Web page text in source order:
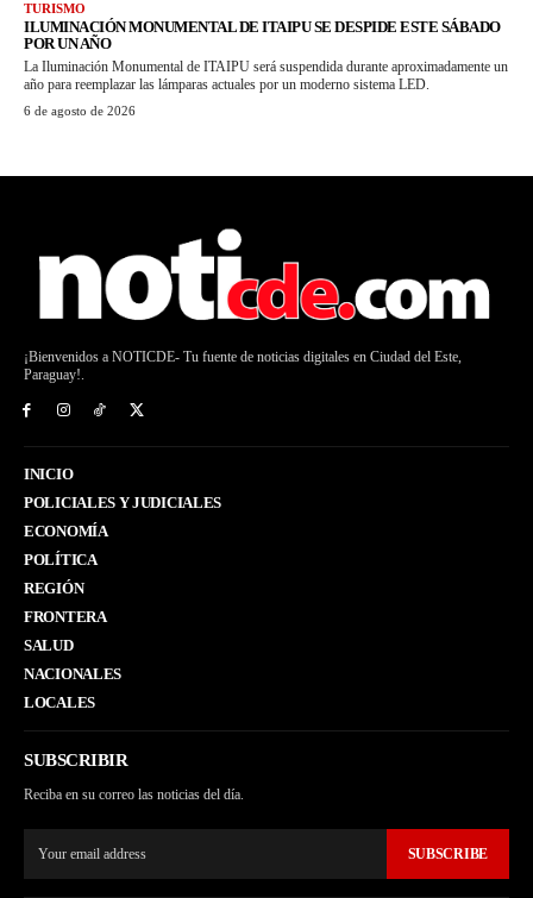
TURISMO
ILUMINACIÓN MONUMENTAL DE ITAIPU SE DESPIDE ESTE SÁBADO
POR UN AÑO
La Iluminación Monumental de ITAIPU será suspendida durante aproximadamente un
año para reemplazar las lámparas actuales por un moderno sistema LED.
6 de agosto de 2026
¡Bienvenidos a NOTICDE- Tu fuente de noticias digitales en Ciudad del Este,
Paraguay!.
INICIO
POLICIALES Y JUDICIALES
ECONOMÍA
POLÍTICA
REGIÓN
FRONTERA
SALUD
NACIONALES
LOCALES
SUBSCRIBIR
Reciba en su correo las noticias del día.
SUBSCRIBE